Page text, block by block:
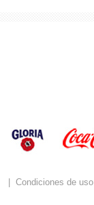
Condiciones de uso